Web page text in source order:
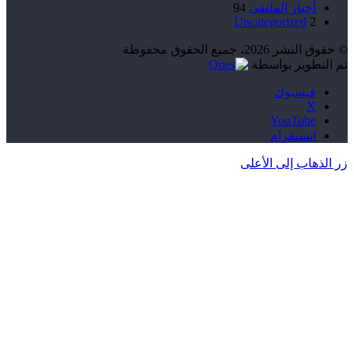
أخبار الملتقى 94
Uncategorized 2
© حقوق النشر 2026، جميع الحقوق محفوظة
تم التطوير بواسطة
فيسبوك
‫X
‫YouTube
انستقرام
زر الذهاب إلى الأعلى